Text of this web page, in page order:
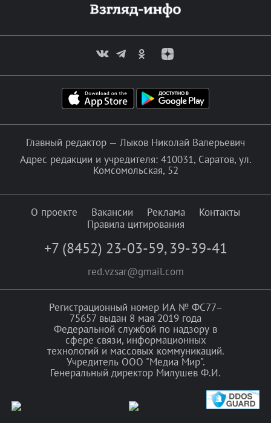
Главный редактор — Лыков Николай Валерьевич
Адрес редакции и учредителя: 410031, Саратов, ул.
Комсомольская, 52
О проекте Вакансии Реклама
Контакты
Правила цитирования
+7 (8452) 23-03-59, 39-39-41
red.vzsar@gmail.com
Регистрационный номер ИА № ФС77–
75657 выдан 8 мая 2019 года
Федеральной службой по надзору в
сфере связи, информационных
технологий и массовых коммуникаций.
Учредитель ООО "Медиа Мир".
Генеральный директор Милушев Ф.И.